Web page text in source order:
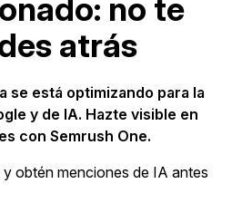
no te
atrás
se está optimizando para la
y de IA. Hazte visible en
con Semrush One.
obtén menciones de IA antes